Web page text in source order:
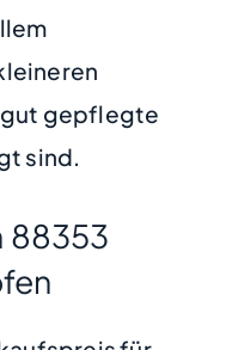
gut gepflegte
sind.
88353